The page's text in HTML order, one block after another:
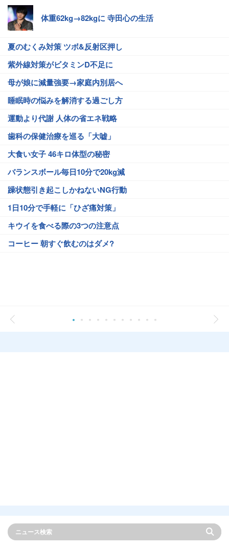
体重62kg→82kgに 寺田心の生活
夏のむくみ対策 ツボ&反射区押し
紫外線対策がビタミンD不足に
母が娘に減量強要→家庭内別居へ
睡眠時の悩みを解消する過ごし方
運動より代謝 人体の省エネ戦略
歯科の保健治療を巡る「大嘘」
大食い女子 46キロ体型の秘密
バランスボール毎日10分で20kg減
躁状態引き起こしかねないNG行動
1日10分で手軽に「ひざ痛対策」
キウイを食べる際の3つの注意点
コーヒー 朝すぐ飲むのはダメ?